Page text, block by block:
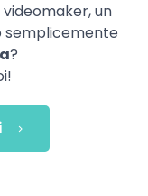
un
semplicemente
?